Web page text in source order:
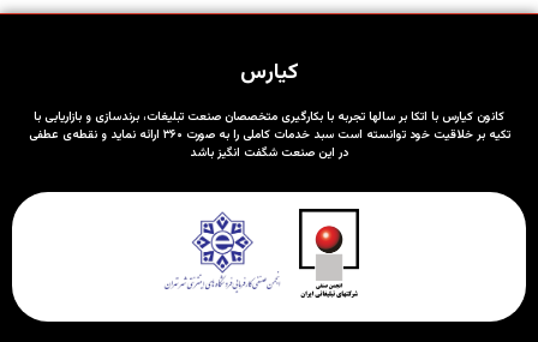
کیارس
کانون کیارس با اتکا بر سالها تجربه با بکارگیری متخصصان صنعت تبلیغات، برندسازی و بازاریابی با
تکیه بر خلاقیت خود توانسته است سبد خدمات کاملی را به صورت ۳۶۰ ارائه نماید و نقطه‌ی عطفی
در این صنعت شگفت انگیز باشد